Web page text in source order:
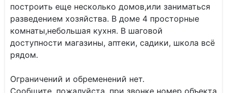
построить еще несколько домов,или заниматься
разведением хозяйства. В доме 4 просторные
комнаты,небольшая кухня. В шаговой
доступности магазины, аптеки, садики, школа всё
рядом.
Ограничений и обременений нет.
Сообщите, пожалуйста, при звонке номер объекта